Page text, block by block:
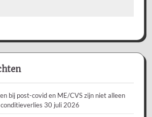
bij post-covid en ME/CVS zijn niet alleen
30 juli 2026